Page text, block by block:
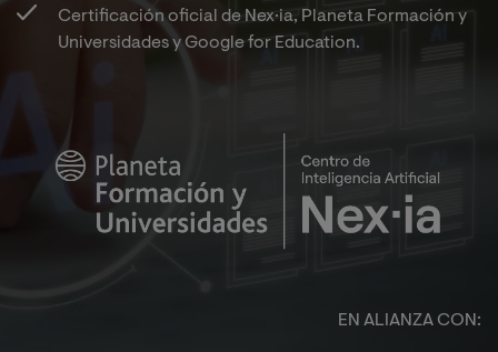
Certificación oficial de Nex·ia, Planeta Formación y
Universidades y Google for Education.​
EN ALIANZA CON:​